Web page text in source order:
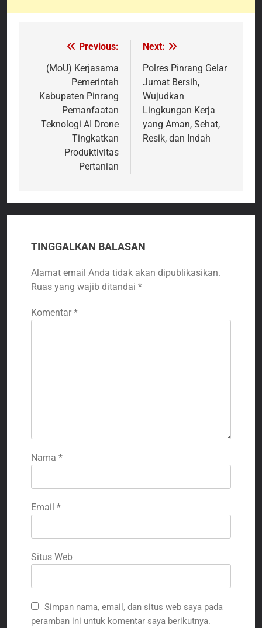
Navigasi
pos
Previous:
(MoU) Kerjasama
Pemerintah
Kabupaten Pinrang
Pemanfaatan
Teknologi AI Drone
Tingkatkan
Produktivitas
Pertanian
Next:
Polres Pinrang Gelar
Jumat Bersih,
Wujudkan
Lingkungan Kerja
yang Aman, Sehat,
Resik, dan Indah
TINGGALKAN BALASAN
Alamat email Anda tidak akan dipublikasikan.
Ruas yang wajib ditandai *
Komentar *
Nama *
Email *
Situs Web
Simpan nama, email, dan situs web saya pada
peramban ini untuk komentar saya berikutnya.